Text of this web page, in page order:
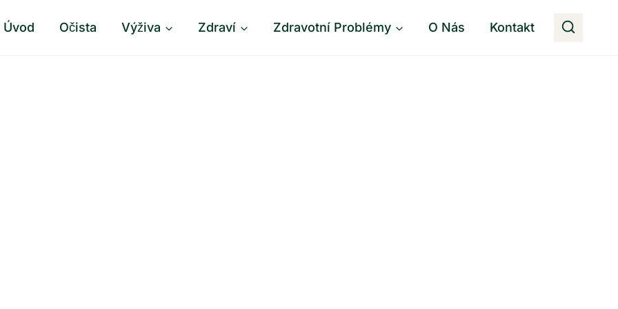
Úvod Očista Výživa Zdraví Zdravotní Problémy O Nás Kontakt